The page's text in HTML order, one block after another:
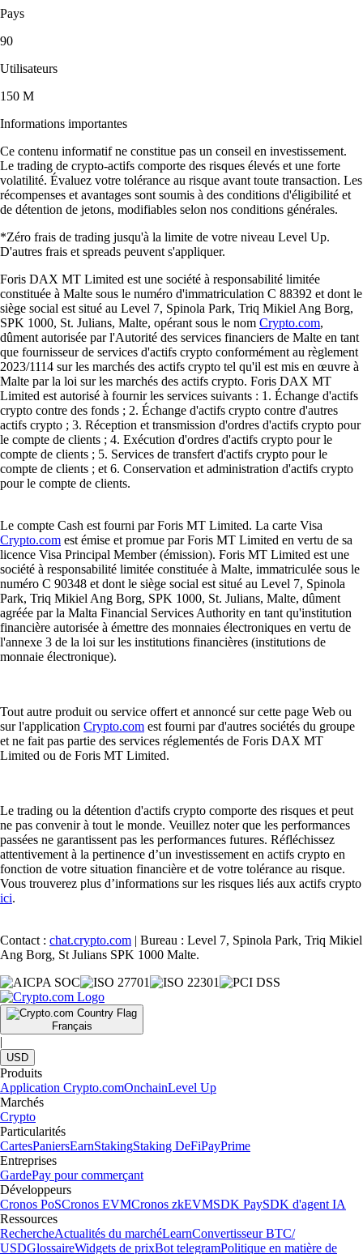
Pays
90
Utilisateurs
150 M
Informations importantes
Ce contenu informatif ne constitue pas un conseil en investissement.
Le trading de crypto-actifs comporte des risques élevés et une forte
volatilité. Évaluez votre tolérance au risque avant toute transaction. Les
récompenses et avantages sont soumis à des conditions d'éligibilité et
de détention de jetons, modifiables selon nos conditions générales.
*Zéro frais de trading jusqu'à la limite de votre niveau Level Up.
D'autres frais et spreads peuvent s'appliquer.
Foris DAX MT Limited est une société à responsabilité limitée
constituée à Malte sous le numéro d'immatriculation C 88392 et dont le
siège social est situé au Level 7, Spinola Park, Triq Mikiel Ang Borg,
SPK 1000, St. Julians, Malte, opérant sous le nom Crypto.com,
dûment autorisée par l'Autorité des services financiers de Malte en tant
que fournisseur de services d'actifs crypto conformément au règlement
2023/1114 sur les marchés des actifs crypto tel qu'il est mis en œuvre à
Malte par la loi sur les marchés des actifs crypto. Foris DAX MT
Limited est autorisé à fournir les services suivants : 1. Échange d'actifs
crypto contre des fonds ; 2. Échange d'actifs crypto contre d'autres
actifs crypto ; 3. Réception et transmission d'ordres d'actifs crypto pour
le compte de clients ; 4. Exécution d'ordres d'actifs crypto pour le
compte de clients ; 5. Services de transfert d'actifs crypto pour le
compte de clients ; et 6. Conservation et administration d'actifs crypto
pour le compte de clients.
Le compte Cash est fourni par Foris MT Limited. La carte Visa
Crypto.com est émise et promue par Foris MT Limited en vertu de sa
licence Visa Principal Member (émission). Foris MT Limited est une
société à responsabilité limitée constituée à Malte, immatriculée sous le
numéro C 90348 et dont le siège social est situé au Level 7, Spinola
Park, Triq Mikiel Ang Borg, SPK 1000, St. Julians, Malte, dûment
agréée par la Malta Financial Services Authority en tant qu'institution
financière autorisée à émettre des monnaies électroniques en vertu de
l'annexe 3 de la loi sur les institutions financières (institutions de
monnaie électronique).
Tout autre produit ou service offert et annoncé sur cette page Web ou
sur l'application Crypto.com est fourni par d'autres sociétés du groupe
et ne fait pas partie des services réglementés de Foris DAX MT
Limited ou de Foris MT Limited.
Le trading ou la détention d'actifs crypto comporte des risques et peut
ne pas convenir à tout le monde. Veuillez noter que les performances
passées ne garantissent pas les performances futures. Réfléchissez
attentivement à la pertinence d’un investissement en actifs crypto en
fonction de votre situation financière et de votre tolérance au risque.
Vous trouverez plus d’informations sur les risques liés aux actifs crypto
ici.
Contact : chat.crypto.com | Bureau : Level 7, Spinola Park, Triq Mikiel
Ang Borg, St Julians SPK 1000 Malte.
Français
|
USD
Produits
Application Crypto.comOnchainLevel Up
Marchés
Crypto
Particularités
CartesPaniersEarnStakingStaking DeFiPayPrime
Entreprises
GardePay pour commerçant
Développeurs
Cronos PoSCronos EVMCronos zkEVMSDK PaySDK d'agent IA
Ressources
RechercheActualités du marchéLearnConvertisseur BTC/
USDGlossaireWidgets de prixBot telegramPolitique en matière de